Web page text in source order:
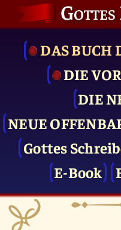
Gottes
DAS BUCH
DIE
DIE
NEUE
Gottes
E-Book